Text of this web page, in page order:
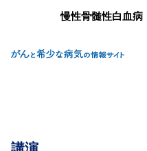
慢性骨髄性白血病
Site Logo